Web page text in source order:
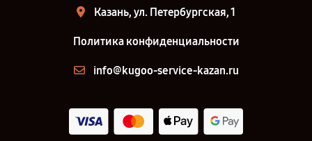
Казань, ул. Петербургская, 1
Политика конфиденциальности
info@kugoo-service-kazan.ru